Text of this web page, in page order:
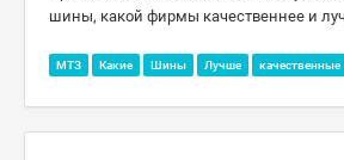
шины, какой фирмы качественнее и
МТЗ Какие Шины Лучше качественные